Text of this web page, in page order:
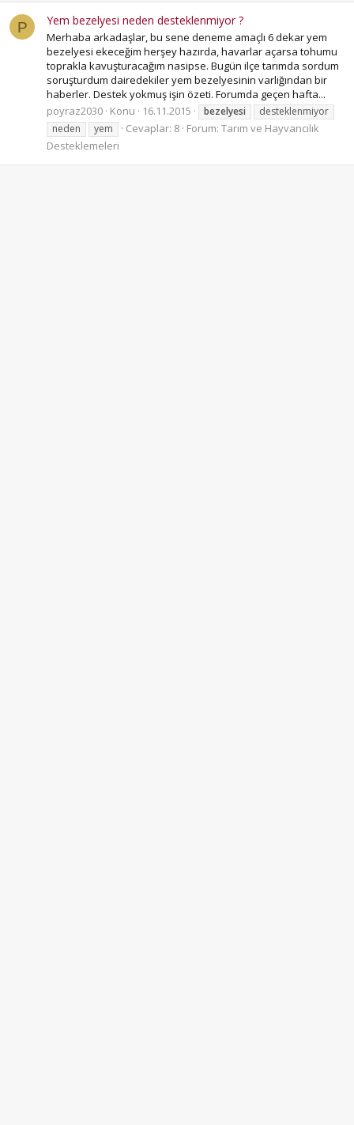
P Yem bezelyesi neden desteklenmiyor ?
Merhaba arkadaşlar, bu sene deneme amaçlı 6 dekar yem
bezelyesi ekeceğim herşey hazırda, havarlar açarsa tohumu
toprakla kavuşturacağım nasipse. Bugün ilçe tarımda sordum
soruşturdum dairedekiler yem bezelyesinin varlığından bir
haberler. Destek yokmuş işin özeti. Forumda geçen hafta...
poyraz2030 Konu 16.11.2015 bezelyesi
desteklenmiyor
neden
yem Cevaplar: 8 Forum: Tarım ve Hayvancılık
Desteklemeleri